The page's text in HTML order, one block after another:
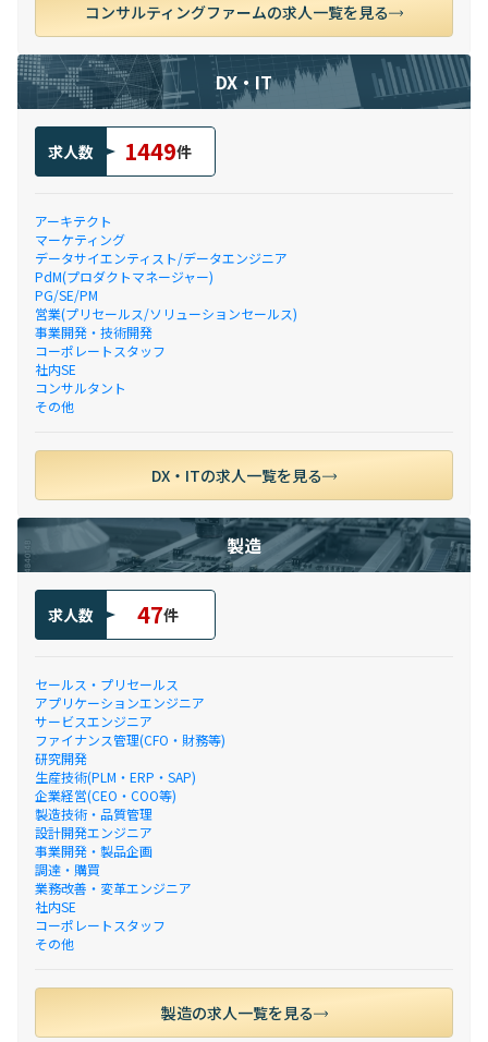
コンサルティングファームの求人一覧を見る
DX・IT
求人数 1449件
アーキテクト
マーケティング
データサイエンティスト/データエンジニア
PdM(プロダクトマネージャー)
PG/SE/PM
営業(プリセールス/ソリューションセールス)
事業開発・技術開発
コーポレートスタッフ
社内SE
コンサルタント
その他
DX・ITの求人一覧を見る
製造
求人数 47件
セールス・プリセールス
アプリケーションエンジニア
サービスエンジニア
ファイナンス管理(CFO・財務等)
研究開発
生産技術(PLM・ERP・SAP)
企業経営(CEO・COO等)
製造技術・品質管理
設計開発エンジニア
事業開発・製品企画
調達・購買
業務改善・変革エンジニア
社内SE
コーポレートスタッフ
その他
製造の求人一覧を見る